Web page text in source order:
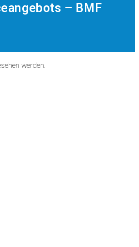
– BMF
werden.